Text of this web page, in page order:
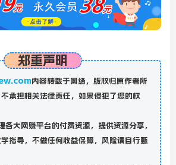
郑重声明
内容转载于网络，版权归原作者所
承担相关法律责任，如果侵犯了您的权
各大网赚平台的付费资源，提供资源分享，
指导，不做任何收益保障，风险请自行甄